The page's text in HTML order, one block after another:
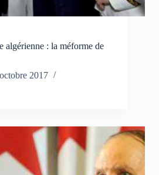
algérienne : la méforme de
2017